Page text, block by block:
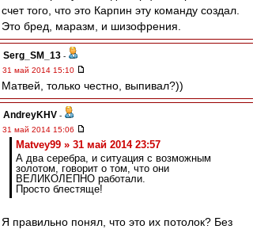
счет того, что это Карпин эту команду создал.
Это бред, маразм, и шизофрения.
Serg_SM_13 -
31 май 2014 15:10
Матвей, только честно, выпивал?))
AndreyKHV -
31 май 2014 15:06
Matvey99 » 31 май 2014 23:57
А два серебра, и ситуация с возможным
золотом, говорит о том, что они
ВЕЛИКОЛЕПНО работали.
Просто блестяще!
Я правильно понял, что это их потолок? Без